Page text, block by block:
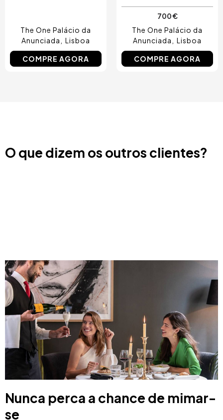
The One Palácio da
Anunciada
Lisboa
COMPRE AGORA
700 €
The One Palácio da
Anunciada
Lisboa
COMPRE AGORA
O que dizem os outros clientes?
Nunca perca a chance de mimar-
se